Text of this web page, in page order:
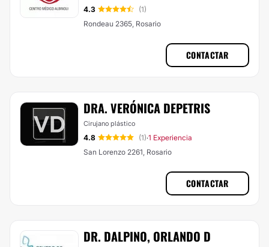
4.3
(1)
Rondeau 2365, Rosario
CONTACTAR
DRA. VERÓNICA DEPETRIS
Cirujano plástico
4.8 (1)·1 Experiencia
San Lorenzo 2261, Rosario
CONTACTAR
DR. DALPINO, ORLANDO D